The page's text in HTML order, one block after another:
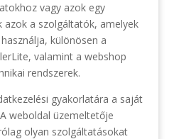
vagy azok egy
azok a szolgáltatók, amelyek
különösen a
valamint a webshop
rendszerek.
gyakorlatára a saját
weboldal üzemeltetője
olyan szolgáltatásokat